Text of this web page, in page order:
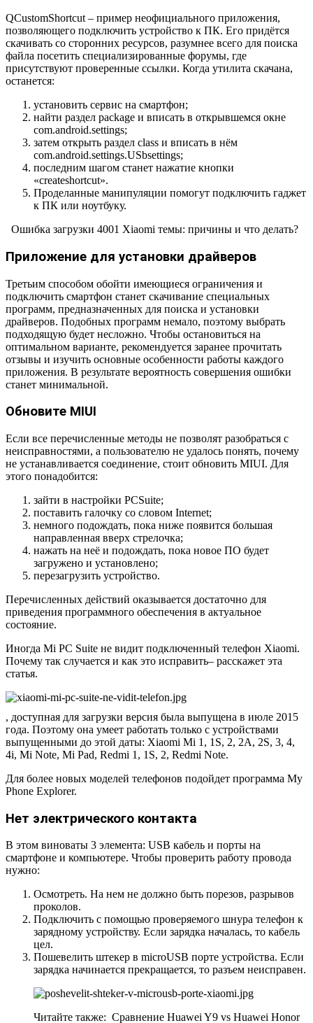
QCustomShortcut – пример неофициального приложения,
позволяющего подключить устройство к ПК. Его придётся
скачивать со сторонних ресурсов, разумнее всего для поиска
файла посетить специализированные форумы, где
присутствуют проверенные ссылки. Когда утилита скачана,
останется:
установить сервис на смартфон;
найти раздел package и вписать в открывшемся окне
com.android.settings;
затем открыть раздел class и вписать в нём
com.android.settings.USbsettings;
последним шагом станет нажатие кнопки
«createshortcut».
Проделанные манипуляции помогут подключить гаджет
к ПК или ноутбуку.
Ошибка загрузки 4001 Xiaomi темы: причины и что делать?
Приложение для установки драйверов
Третьим способом обойти имеющиеся ограничения и
подключить смартфон станет скачивание специальных
программ, предназначенных для поиска и установки
драйверов. Подобных программ немало, поэтому выбрать
подходящую будет несложно. Чтобы остановиться на
оптимальном варианте, рекомендуется заранее прочитать
отзывы и изучить основные особенности работы каждого
приложения. В результате вероятность совершения ошибки
станет минимальной.
Обновите MIUI
Если все перечисленные методы не позволят разобраться с
неисправностями, а пользователю не удалось понять, почему
не устанавливается соединение, стоит обновить MIUI. Для
этого понадобится:
зайти в настройки PCSuite;
поставить галочку со словом Internet;
немного подождать, пока ниже появится большая
направленная вверх стрелочка;
нажать на неё и подождать, пока новое ПО будет
загружено и установлено;
перезагрузить устройство.
Перечисленных действий оказывается достаточно для
приведения программного обеспечения в актуальное
состояние.
Иногда Mi PC Suite не видит подключенный телефон Xiaomi.
Почему так случается и как это исправить– расскажет эта
статья.
, доступная для загрузки версия была выпущена в июле 2015
года. Поэтому она умеет работать только с устройствами
выпущенными до этой даты: Xiaomi Mi 1, 1S, 2, 2A, 2S, 3, 4,
4i, Mi Note, Mi Pad, Redmi 1, 1S, 2, Redmi Note.
Для более новых моделей телефонов подойдет программа My
Phone Explorer.
Нет электрического контакта
В этом виноваты 3 элемента: USB кабель и порты на
смартфоне и компьютере. Чтобы проверить работу провода
нужно:
Осмотреть. На нем не должно быть порезов, разрывов
проколов.
Подключить с помощью проверяемого шнура телефон к
зарядному устройству. Если зарядка началась, то кабель
цел.
Пошевелить штекер в microUSB порте устройства. Если
зарядка начинается прекращается, то разъем неисправен.
Читайте также: Сравнение Huawei Y9 vs Huawei Honor